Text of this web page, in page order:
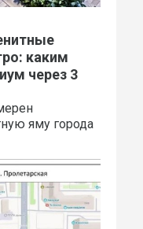
каким
через 3
яму города